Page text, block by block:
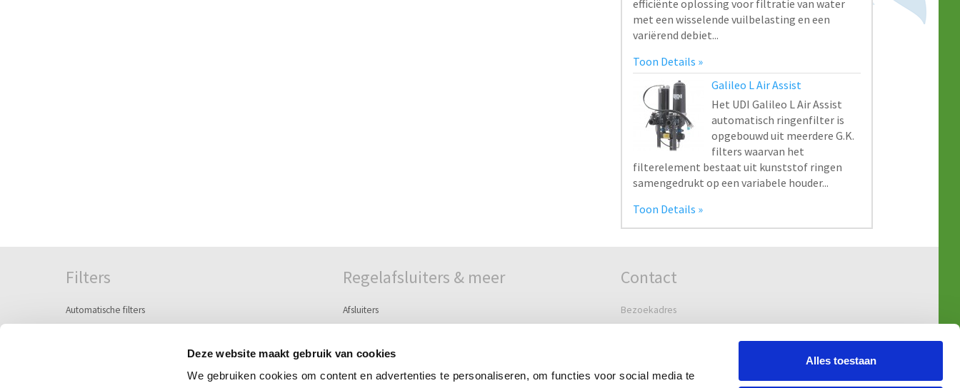
Deze website maakt gebruik van cookies
We gebruiken cookies om content en advertenties te personaliseren, om functies voor social media te
Alles toestaan
Filters
Automatische filters
Regelafsluiters & meer
Afsluiters
Ontluchters & beluchters
Pilots, Solenoids & Accessoires
Contact
Bezoekadres
Postadres